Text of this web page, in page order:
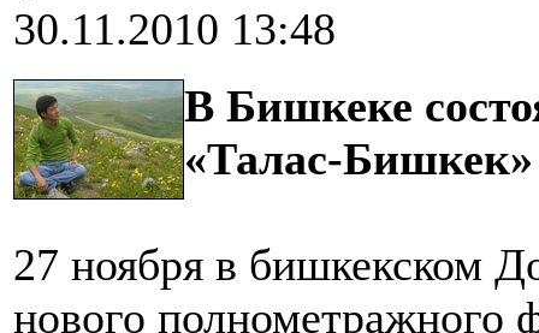
30.11.2010 13:48
В Бишкеке
«Талас-Бишкек»
27 ноября в бишкекском
нового полнометражного